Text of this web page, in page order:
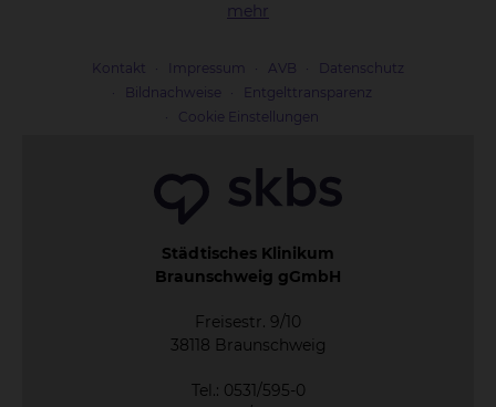
mehr
Kontakt Impressum AVB
Datenschutz
Bildnachweise
Entgelttransparenz
Cookie Einstellungen
Städtisches Klinikum
Braunschweig gGmbH
Freisestr. 9/10
38118 Braunschweig
Tel.: 0531/595-0